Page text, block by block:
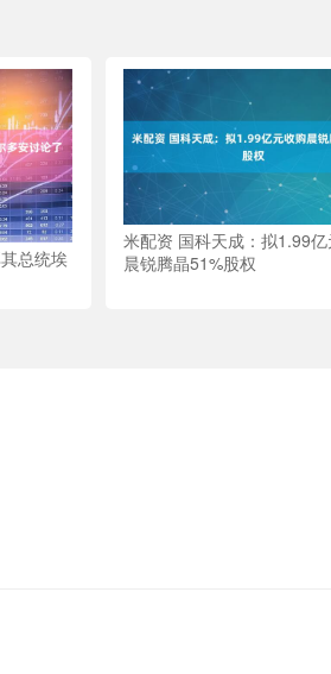
总统埃
米配资 国科天成：拟1.99
晨锐腾晶51%股权